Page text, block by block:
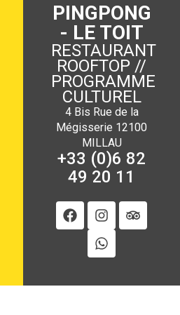
PINGPONG
- LE TOIT
RESTAURANT
ROOFTOP //
PROGRAMME
CULTUREL
4 Bis Rue de la
Mégisserie 12100
MILLAU
+33 (0)6 82
49 20 11